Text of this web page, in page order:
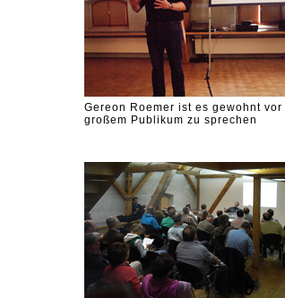
Gereon Roemer ist es gewohnt vor
großem Publikum zu sprechen